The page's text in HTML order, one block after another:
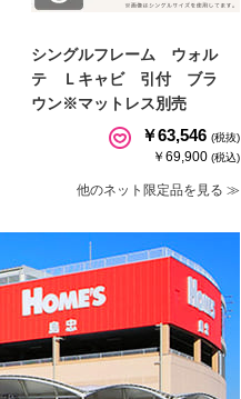
シングルフレーム ウォル
テ Ｌキャビ 引付 ブラ
ウン※マットレス別売
￥63,546 (税抜)
￥69,900 (税込)
他のネット限定品を見る ≫